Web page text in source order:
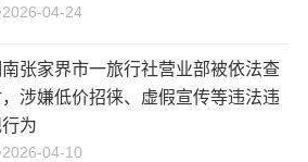
2026-04-24
张家界市一旅行社营业部被依法查
涉嫌低价招徕、虚假宣传等违法违
为
2026-04-10